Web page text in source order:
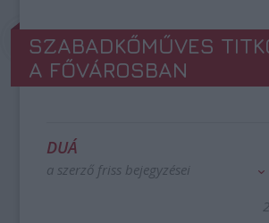
SZABADKŐMŰVES
A FŐVÁROSBAN
DUÁ
a szerző friss bejegyzései